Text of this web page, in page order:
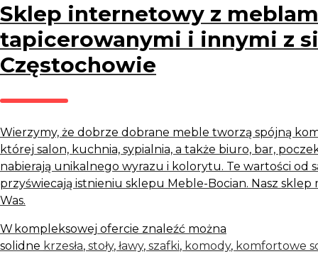
Sklep internetowy z
tapicerowanymi i innymi z
Częstochowie
Wierzymy, że dobrze dobrane meble tworzą spójną
której salon, kuchnia, sypialnia, a także biuro, bar,
nabierają unikalnego wyrazu i kolorytu. Te wartości od
przyświecają istnieniu sklepu Meble-Bocian. Nasz sklep
Was.
W kompleksowej ofercie znaleźć można
solidne krzesła, stoły, ławy, szafki, komody, komfortowe